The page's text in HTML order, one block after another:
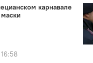
карнавале